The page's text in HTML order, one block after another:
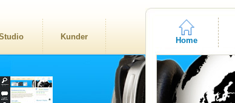
Kunder Home